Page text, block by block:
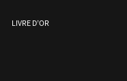
LIVRE D’OR